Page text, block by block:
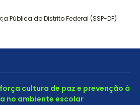
Pública do Distrito Federal (SSP-DF)
cultura de paz e prevenção à
no ambiente escolar